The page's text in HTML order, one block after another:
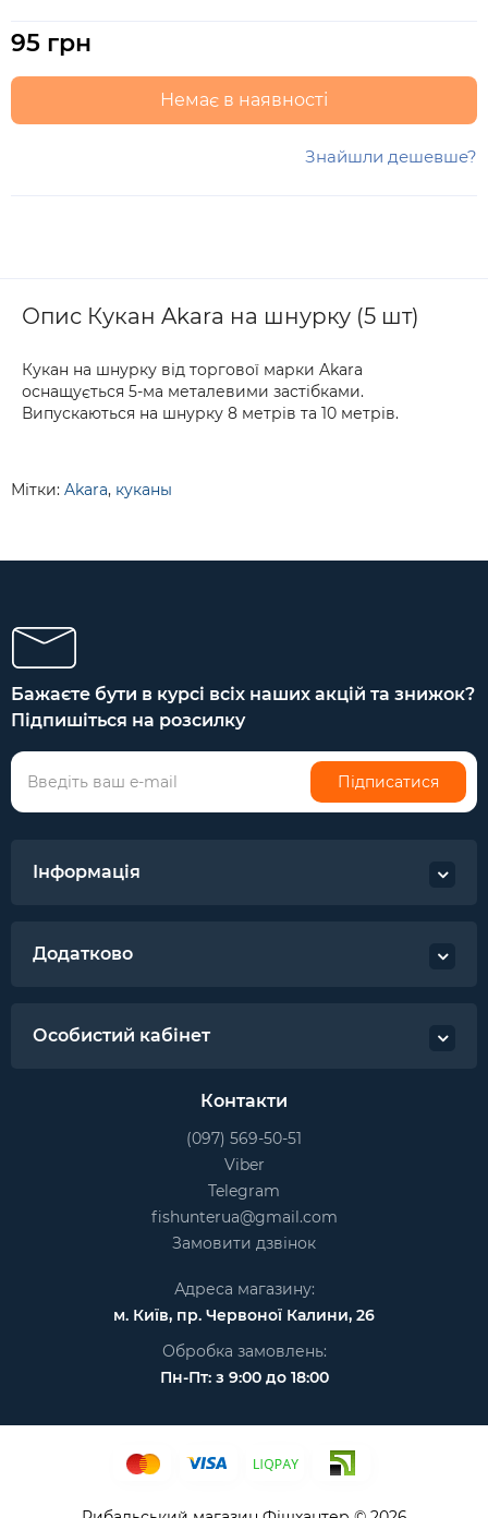
95 грн
Немає в наявності
Знайшли дешевше?
Опис Кукан Akara на шнурку (5 шт)
Кукан на шнурку від торгової марки Akara
оснащується 5-ма металевими застібками.
Випускаються на шнурку 8 метрів та 10 метрів.
Мітки: Akara, куканы
Бажаєте бути в курсі всіх наших акцій та знижок?
Підпишіться на розсилку
Підписатися
Інформація
Додатково
Особистий кабінет
Контакти
(097) 569-50-51
Viber
Telegram
fishunterua@gmail.com
Замовити дзвінок
Адреса магазину:
м. Київ, пр. Червоної Калини, 26
Обробка замовлень:
Пн-Пт: з 9:00 до 18:00